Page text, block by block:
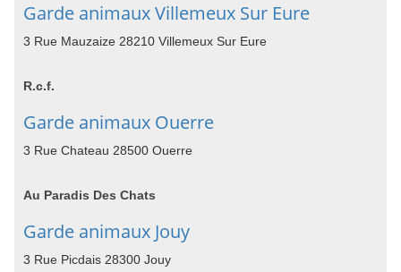
Garde animaux Villemeux Sur Eure
3 Rue Mauzaize 28210 Villemeux Sur Eure
R.c.f.
Garde animaux Ouerre
3 Rue Chateau 28500 Ouerre
Au Paradis Des Chats
Garde animaux Jouy
3 Rue Picdais 28300 Jouy